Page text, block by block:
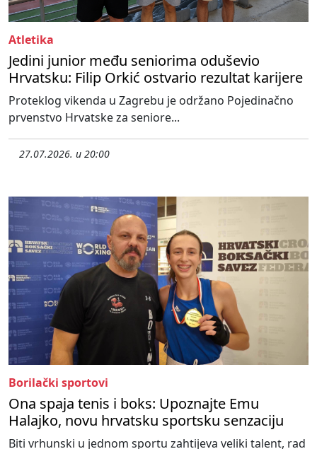
Atletika
Jedini junior među seniorima oduševio
Hrvatsku: Filip Orkić ostvario rezultat karijere
Proteklog vikenda u Zagrebu je održano Pojedinačno
prvenstvo Hrvatske za seniore...
27.07.2026. u 20:00
Borilački sportovi
Ona spaja tenis i boks: Upoznajte Emu
Halajko, novu hrvatsku sportsku senzaciju
Biti vrhunski u jednom sportu zahtijeva veliki talent, rad